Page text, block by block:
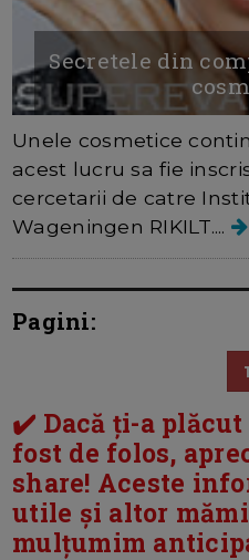
Secretele din
Unele cosmetice
acest lucru sa fie
cercetarii de catre
Wageningen RIKILT....
Pagini:
1
✔️ Dacă ți-a
fost de folos,
share! Aceste
utile și altor
mulțumim